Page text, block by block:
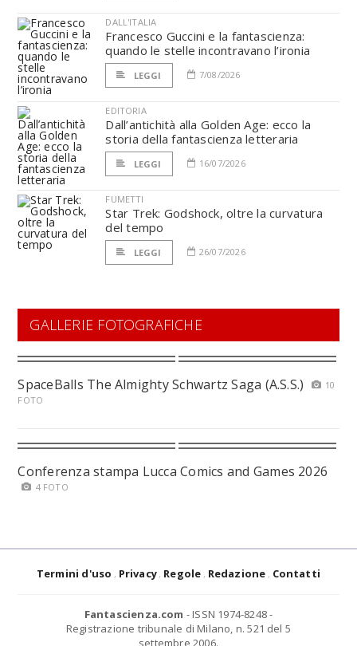
DALL'ITALIA
Francesco Guccini e la fantascienza:
quando le stelle incontravano l’ironia
LEGGI 7/08/2026
EDITORIA
Dall’antichità alla Golden Age: ecco la
storia della fantascienza letteraria
LEGGI 16/07/2026
FUMETTI
Star Trek: Godshock, oltre la curvatura
del tempo
LEGGI 26/07/2026
GALLERIE FOTOGRAFICHE
SpaceBalls The Almighty Schwartz Saga (A.S.S.)
10
FOTO
Conferenza stampa Lucca Comics and Games 2026
4 FOTO
Termini d'uso Privacy Regole Redazione Contatti
Fantascienza.com - ISSN 1974-8248 -
Registrazione tribunale di Milano, n. 521 del 5
settembre 2006.